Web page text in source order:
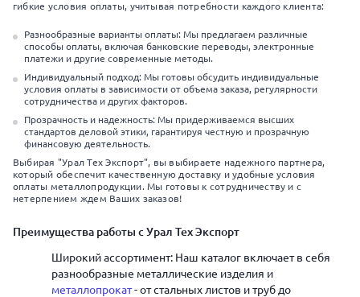
гибкие условия оплаты, учитывая потребности каждого клиента:
Разнообразные варианты оплаты: Мы предлагаем различные
способы оплаты, включая банковские переводы, электронные
платежи и другие современные методы.
Индивидуальный подход: Мы готовы обсудить индивидуальные
условия оплаты в зависимости от объема заказа, регулярности
сотрудничества и других факторов.
Прозрачность и надежность: Мы придерживаемся высших
стандартов деловой этики, гарантируя честную и прозрачную
финансовую деятельность.
Выбирая "Урал Тех Экспорт", вы выбираете надежного партнера,
который обеспечит качественную доставку и удобные условия
оплаты металлопродукции. Мы готовы к сотрудничеству и с
нетерпением ждем Ваших заказов!
Преимущества работы с Урал Тех Экспорт
Широкий ассортимент: Наш каталог включает в себя
разнообразные металлические изделия и
металлопрокат- от стальных листов и труб до